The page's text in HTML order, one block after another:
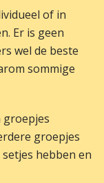
of in
Er is geen
wel de beste
sommige
groepjes
groepjes
hebben en